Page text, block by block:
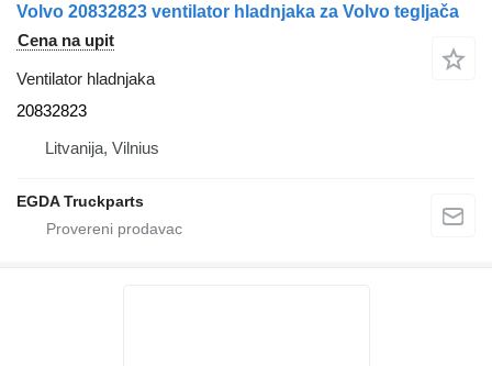
Volvo 20832823 ventilator hladnjaka za Volvo tegljača
Cena na upit
Ventilator hladnjaka
20832823
Litvanija, Vilnius
EGDA Truckparts